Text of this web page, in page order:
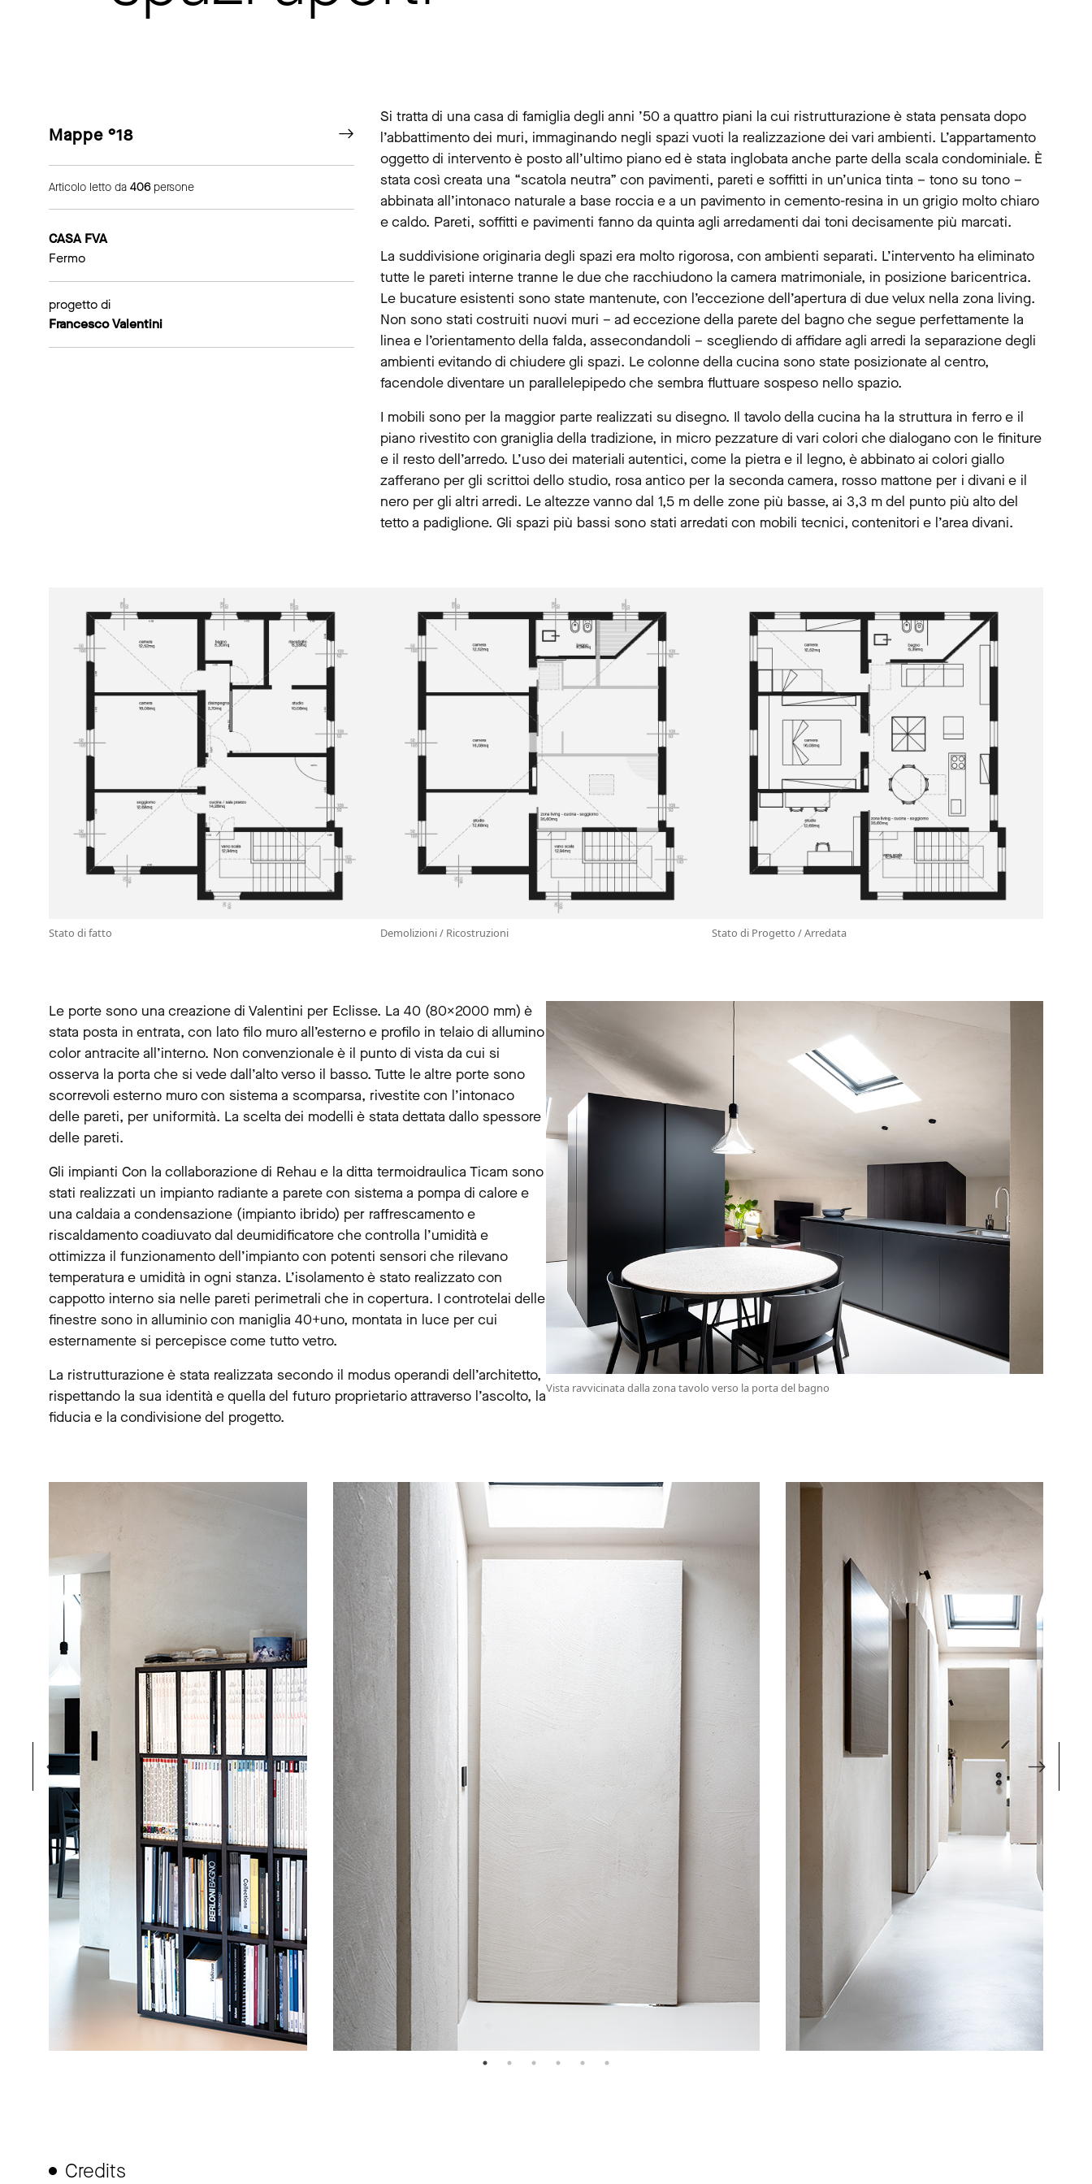
Mappe °18
Articolo letto da 406persone
CASA FVA
Fermo
progetto di
Francesco Valentini
Si tratta di una casa di famiglia degli anni ’50 a quattro piani la cui ristrutturazione è stata pensata dopo
l’abbattimento dei muri, immaginando negli spazi vuoti la realizzazione dei vari ambienti. L’appartamento
oggetto di intervento è posto all’ultimo piano ed è stata inglobata anche parte della scala condominiale. È
stata così creata una “scatola neutra” con pavimenti, pareti e soffitti in un’unica tinta – tono su tono –
abbinata all’intonaco naturale a base roccia e a un pavimento in cemento-resina in un grigio molto chiaro
e caldo. Pareti, soffitti e pavimenti fanno da quinta agli arredamenti dai toni decisamente più marcati.
La suddivisione originaria degli spazi era molto rigorosa, con ambienti separati. L’intervento ha eliminato
tutte le pareti interne tranne le due che racchiudono la camera matrimoniale, in posizione baricentrica.
Le bucature esistenti sono state mantenute, con l’eccezione dell’apertura di due velux nella zona living.
Non sono stati costruiti nuovi muri – ad eccezione della parete del bagno che segue perfettamente la
linea e l’orientamento della falda, assecondandoli – scegliendo di affidare agli arredi la separazione degli
ambienti evitando di chiudere gli spazi. Le colonne della cucina sono state posizionate al centro,
facendole diventare un parallelepipedo che sembra fluttuare sospeso nello spazio.
I mobili sono per la maggior parte realizzati su disegno. Il tavolo della cucina ha la struttura in ferro e il
piano rivestito con graniglia della tradizione, in micro pezzature di vari colori che dialogano con le finiture
e il resto dell’arredo. L’uso dei materiali autentici, come la pietra e il legno, è abbinato ai colori giallo
zafferano per gli scrittoi dello studio, rosa antico per la seconda camera, rosso mattone per i divani e il
nero per gli altri arredi. Le altezze vanno dal 1,5 m delle zone più basse, ai 3,3 m del punto più alto del
tetto a padiglione. Gli spazi più bassi sono stati arredati con mobili tecnici, contenitori e l’area divani.
Stato di fatto Demolizioni / Ricostruzioni Stato di Progetto / Arredata
Le porte sono una creazione di Valentini per Eclisse. La 40 (80×2000 mm) è
stata posta in entrata, con lato filo muro all’esterno e profilo in telaio di allumino
color antracite all’interno. Non convenzionale è il punto di vista da cui si
osserva la porta che si vede dall’alto verso il basso. Tutte le altre porte sono
scorrevoli esterno muro con sistema a scomparsa, rivestite con l’intonaco
delle pareti, per uniformità. La scelta dei modelli è stata dettata dallo spessore
delle pareti.
Gli impianti Con la collaborazione di Rehau e la ditta termoidraulica Ticam sono
stati realizzati un impianto radiante a parete con sistema a pompa di calore e
una caldaia a condensazione (impianto ibrido) per raffrescamento e
riscaldamento coadiuvato dal deumidificatore che controlla l’umidità e
ottimizza il funzionamento dell’impianto con potenti sensori che rilevano
temperatura e umidità in ogni stanza. L’isolamento è stato realizzato con
cappotto interno sia nelle pareti perimetrali che in copertura. I controtelai delle
finestre sono in alluminio con maniglia 40+uno, montata in luce per cui
esternamente si percepisce come tutto vetro.
La ristrutturazione è stata realizzata secondo il modus operandi dell’architetto,
rispettando la sua identità e quella del futuro proprietario attraverso l’ascolto, la
fiducia e la condivisione del progetto.
Vista ravvicinata dalla zona tavolo verso la porta del bagno
Credits